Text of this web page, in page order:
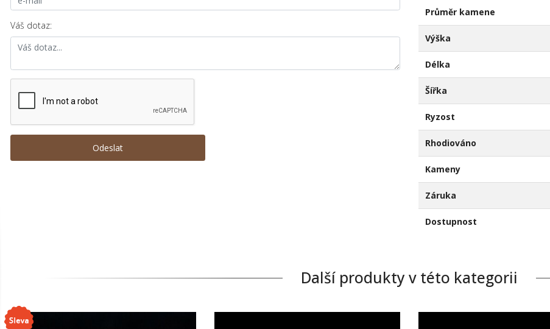
Průměr kamene
Výška
Délka
Šířka
Ryzost
Rhodiováno
Kameny
Záruka
Dostupnost
Váš dotaz:
Další produkty v této kategorii